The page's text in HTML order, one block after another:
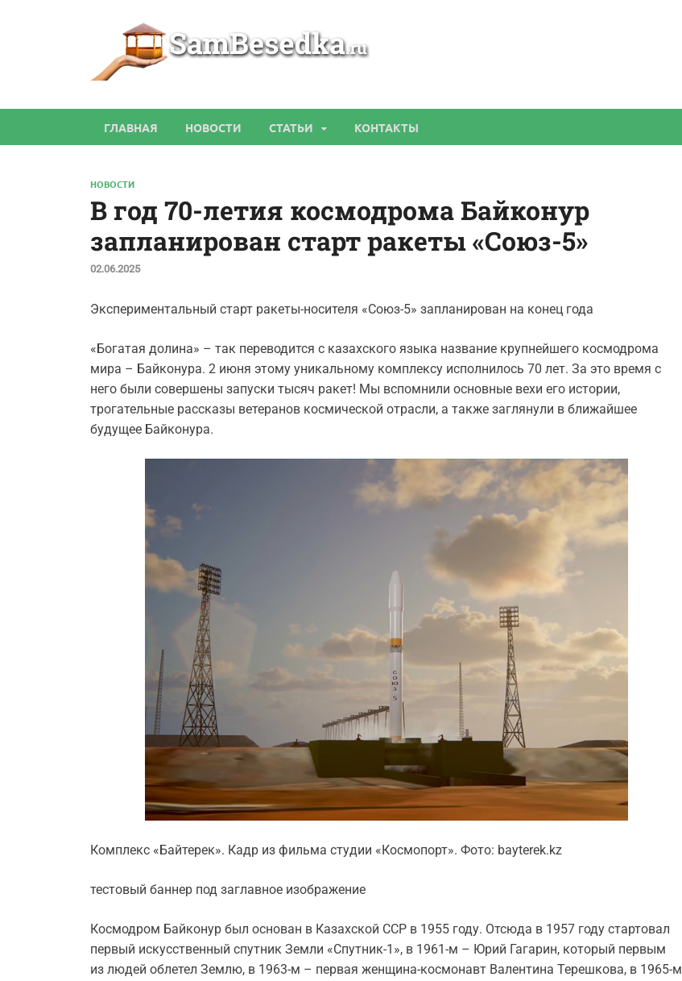
ГЛАВНАЯ НОВОСТИ СТАТЬИ КОНТАКТЫ
НОВОСТИ
В год 70-летия космодрома Байконур
запланирован старт ракеты «Союз-5»
02.06.2025
Экспериментальный старт ракеты-носителя «Союз-5» запланирован на конец года
«Богатая долина» – так переводится с казахского языка название крупнейшего космодрома
мира – Байконура. 2 июня этому уникальному комплексу исполнилось 70 лет. За это время с
него были совершены запуски тысяч ракет! Мы вспомнили основные вехи его истории,
трогательные рассказы ветеранов космической отрасли, а также заглянули в ближайшее
будущее Байконура.
Комплекс «Байтерек». Кадр из фильма студии «Космопорт». Фото: bayterek.kz
тестовый баннер под заглавное изображение
Космодром Байконур был основан в Казахской ССР в 1955 году. Отсюда в 1957 году стартовал
первый искусственный спутник Земли «Спутник-1», в 1961-м – Юрий Гагарин, который первым
из людей облетел Землю, в 1963-м – первая женщина-космонавт Валентина Терешкова, в 1965-м